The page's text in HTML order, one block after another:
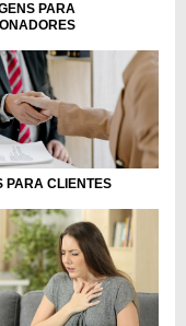
PARA
PARA CLIENTES